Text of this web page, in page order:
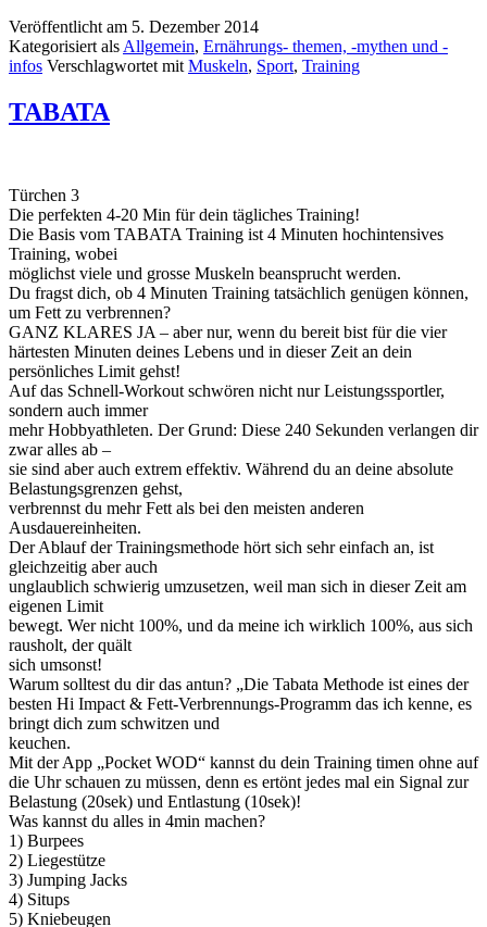
Veröffentlicht am 5. Dezember 2014
Kategorisiert als Allgemein, Ernährungs- themen, -mythen und -
infos Verschlagwortet mit Muskeln, Sport, Training
TABATA
Türchen 3
Die perfekten 4-20 Min für dein tägliches Training!
Die Basis vom TABATA Training ist 4 Minuten hochintensives
Training, wobei
möglichst viele und grosse Muskeln beansprucht werden.
Du fragst dich, ob 4 Minuten Training tatsächlich genügen können,
um Fett zu verbrennen?
GANZ KLARES JA – aber nur, wenn du bereit bist für die vier
härtesten Minuten deines Lebens und in dieser Zeit an dein
persönliches Limit gehst!
Auf das Schnell-Workout schwören nicht nur Leistungssportler,
sondern auch immer
mehr Hobbyathleten. Der Grund: Diese 240 Sekunden verlangen dir
zwar alles ab –
sie sind aber auch extrem effektiv. Während du an deine absolute
Belastungsgrenzen gehst,
verbrennst du mehr Fett als bei den meisten anderen
Ausdauereinheiten.
Der Ablauf der Trainingsmethode hört sich sehr einfach an, ist
gleichzeitig aber auch
unglaublich schwierig umzusetzen, weil man sich in dieser Zeit am
eigenen Limit
bewegt. Wer nicht 100%, und da meine ich wirklich 100%, aus sich
rausholt, der quält
sich umsonst!
Warum solltest du dir das antun? „Die Tabata Methode ist eines der
besten Hi Impact & Fett-Verbrennungs-Programm das ich kenne, es
bringt dich zum schwitzen und
keuchen.
Mit der App „Pocket WOD“ kannst du dein Training timen ohne auf
die Uhr schauen zu müssen, denn es ertönt jedes mal ein Signal zur
Belastung (20sek) und Entlastung (10sek)!
Was kannst du alles in 4min machen?
1) Burpees
2) Liegestütze
3) Jumping Jacks
4) Situps
5) Kniebeugen